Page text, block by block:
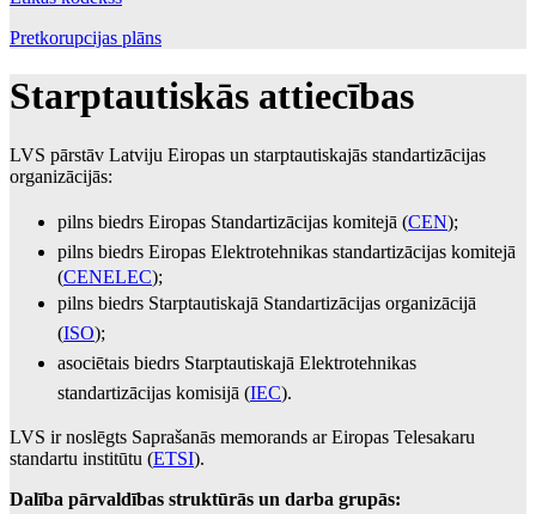
Pretkorupcijas plāns
Starptautiskās attiecības
LVS pārstāv Latviju Eiropas un starptautiskajās standartizācijas
organizācijās:
pilns biedrs Eiropas Standartizācijas komitejā (CEN);
pilns biedrs Eiropas Elektrotehnikas standartizācijas komitejā
(CENELEC);
pilns biedrs Starptautiskajā Standartizācijas organizācijā
(ISO);
asociētais biedrs Starptautiskajā Elektrotehnikas
standartizācijas komisijā​ (IEC).
LVS ir noslēgts Saprašanās memorands ar Eiropas Telesakaru
standartu institūtu (ETSI).
Dalība pārvaldības struktūrās un darba grupās: